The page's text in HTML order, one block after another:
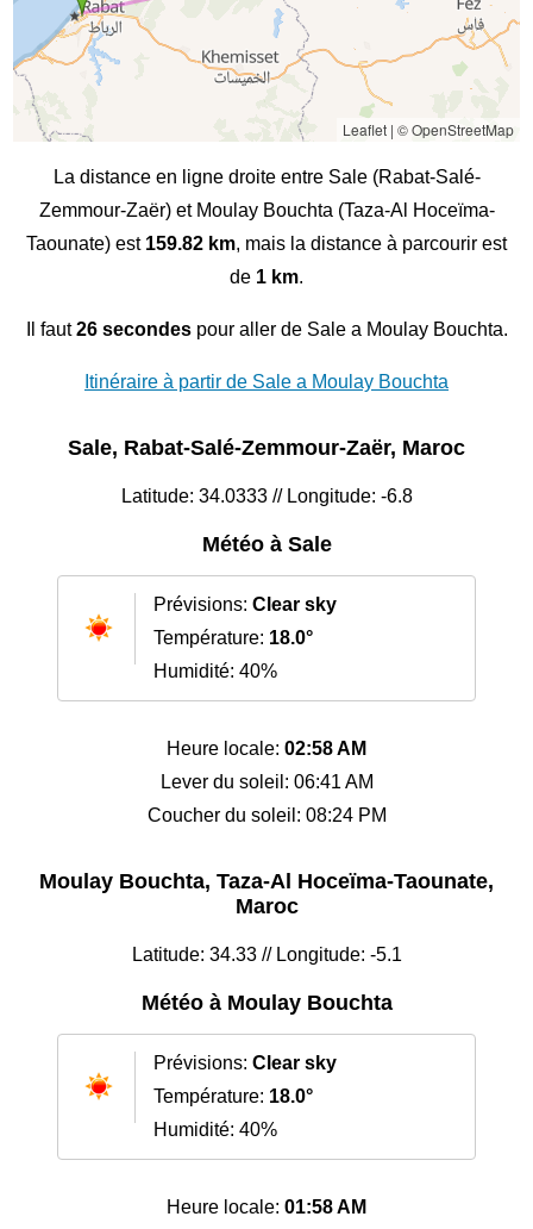
Leaflet| © OpenStreetMap
La distance en ligne droite entre Sale (Rabat-Salé-
Zemmour-Zaër) et Moulay Bouchta (Taza-Al Hoceïma-
Taounate) est 159.82 km, mais la distance à parcourir est
de 1 km.
Il faut26 secondespour aller de Sale a Moulay Bouchta.
Itinéraire à partir de Sale a Moulay Bouchta
Sale, Rabat-Salé-Zemmour-Zaër, Maroc
Latitude: 34.0333 // Longitude: -6.8
Météo à Sale
Prévisions: Clear sky
Température: 18.0°
Humidité: 40%
Heure locale: 02:58 AM
Lever du soleil: 06:41 AM
Coucher du soleil: 08:24 PM
Moulay Bouchta, Taza-Al Hoceïma-Taounate,
Maroc
Latitude: 34.33 // Longitude: -5.1
Météo à Moulay Bouchta
Prévisions: Clear sky
Température: 18.0°
Humidité: 40%
Heure locale: 01:58 AM